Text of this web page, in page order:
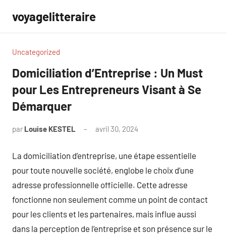
contenu
voyagelitteraire
Uncategorized
Domiciliation d’Entreprise : Un Must
pour Les Entrepreneurs Visant à Se
Démarquer
par Louise KESTEL avril 30, 2024
La domiciliation d’entreprise, une étape essentielle
pour toute nouvelle société, englobe le choix d’une
adresse professionnelle officielle. Cette adresse
fonctionne non seulement comme un point de contact
pour les clients et les partenaires, mais influe aussi
dans la perception de l’entreprise et son présence sur le